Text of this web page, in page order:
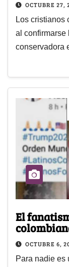
OCTUBRE 27,
Los cristianos
al confirmarse
conservadora
El
OCTUBRE 6,
Para nadie es